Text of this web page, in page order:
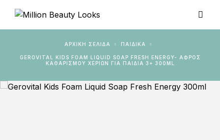
ΑΡΧΙΚΉ ΣΕΛΊΔΑ ΠΑΙΔΙΚΑ
GEROVITAL KIDS FOAM LIQUID SOAP FRESH ENERGY- ΑΦΡΌΣ
ΚΑΘΑΡΙΣΜΟΎ ΧΕΡΙΏΝ ΓΙΑ ΠΑΙΔΙΆ 3+ 300ML